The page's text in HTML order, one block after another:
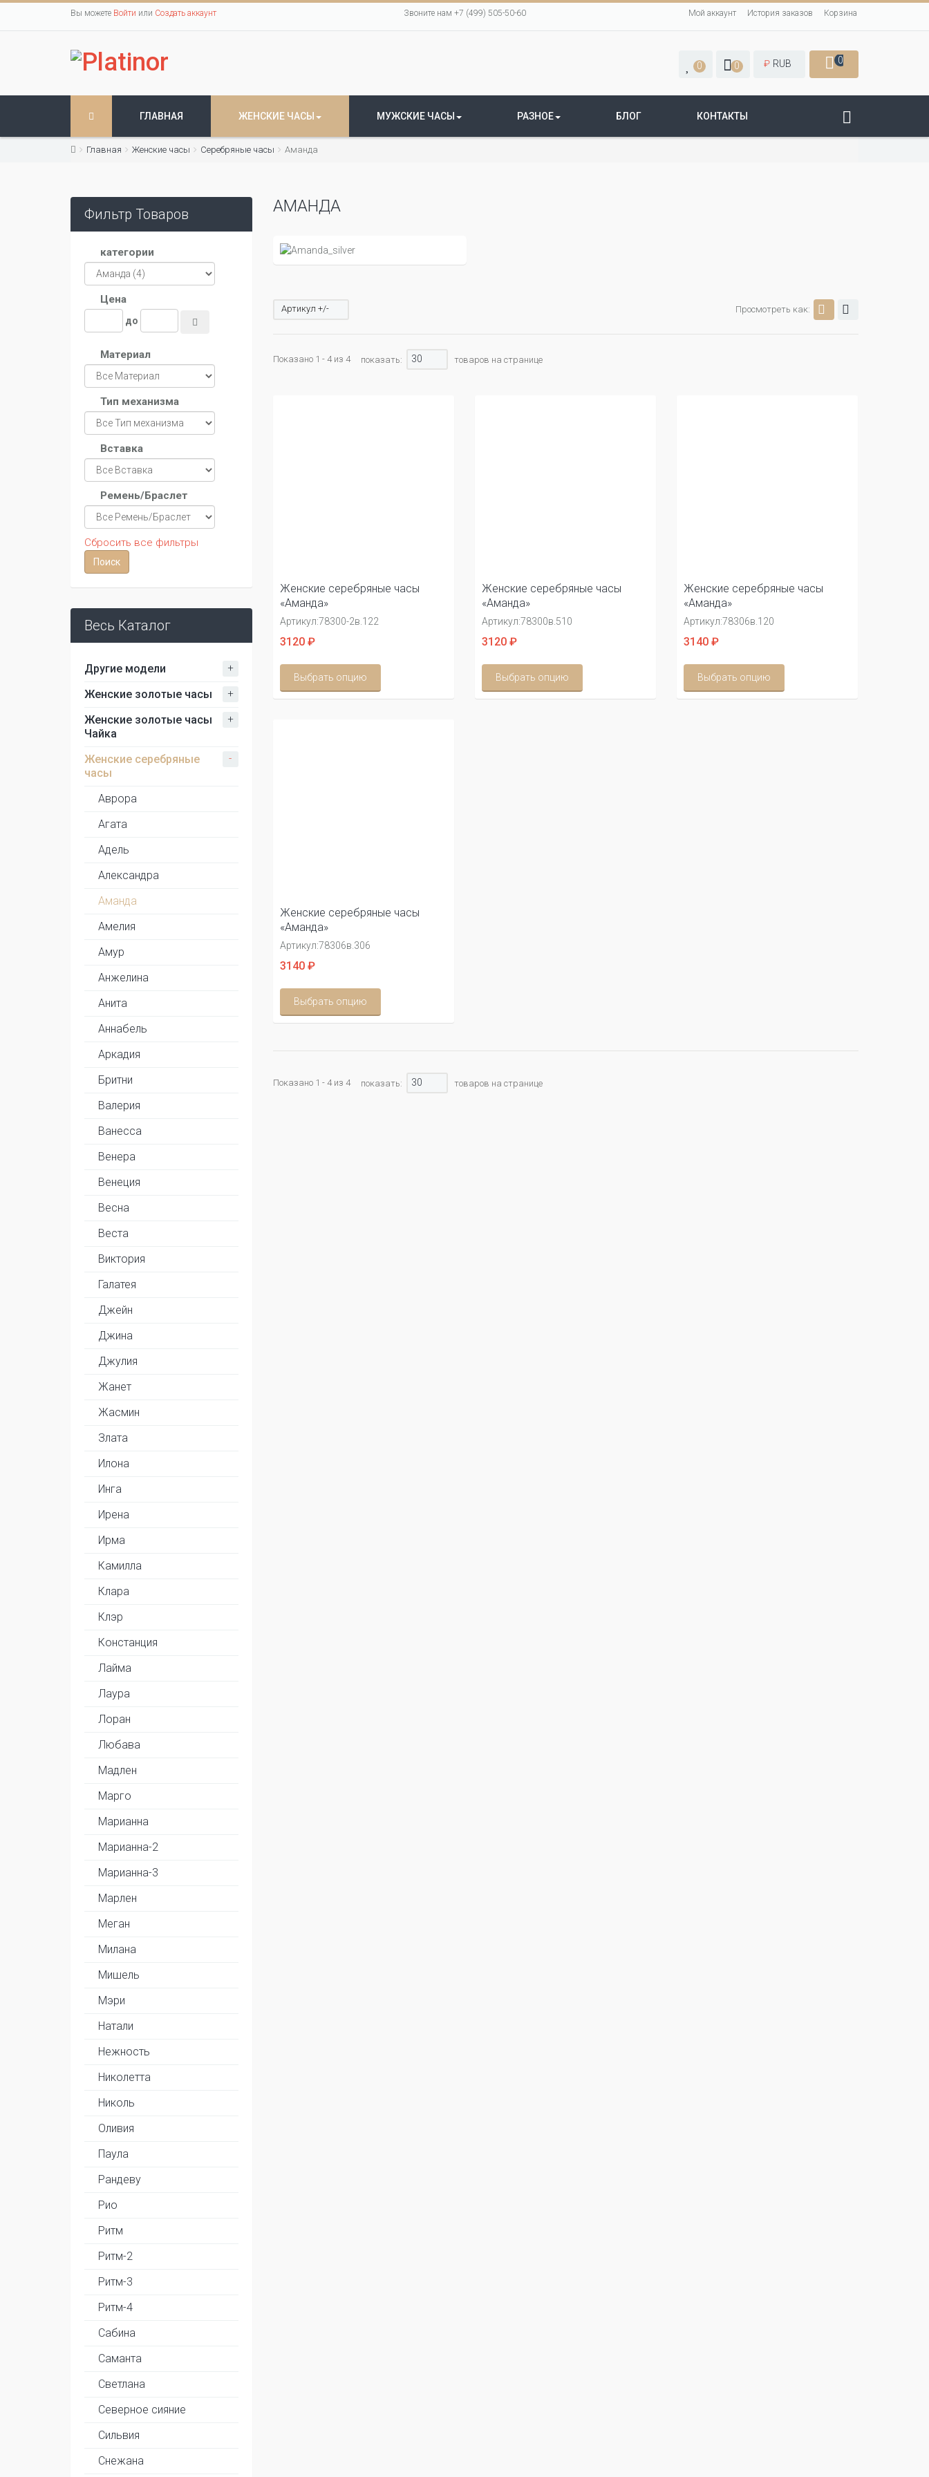
Вы можете Войти или Создать аккаунт Звоните нам +7 (499) 505-50-60 Мой аккаунт История заказов Корзина
0 0 ₽ RUB 0
ГЛАВНАЯ ЖЕНСКИЕ ЧАСЫ МУЖСКИЕ ЧАСЫ РАЗНОЕ БЛОГ КОНТАКТЫ
Главная Женские часы Серебряные часы Аманда
Фильтр Товаров
категории
Цена
до
Материал
Тип механизма
Вставка
Ремень/Браслет
Сбросить все фильтры
Весь Каталог
Другие модели +
Женские золотые часы +
Женские золотые часы
Чайка
+
Женские серебряные
часы
-
Аврора
Агата
Адель
Александра
Аманда
Амелия
Амур
Анжелина
Анита
Аннабель
Аркадия
Бритни
Валерия
Ванесса
Венера
Венеция
Весна
Веста
Виктория
Галатея
Джейн
Джина
Джулия
Жанет
Жасмин
Злата
Илона
Инга
Ирена
Ирма
Камилла
Клара
Клэр
Констанция
Лайма
Лаура
Лоран
Любава
Мадлен
Марго
Марианна
Марианна-2
Марианна-3
Марлен
Меган
Милана
Мишель
Мэри
Натали
Нежность
Николетта
Николь
Оливия
Паула
Рандеву
Рио
Ритм
Ритм-2
Ритм-3
Ритм-4
Сабина
Саманта
Светлана
Северное сияние
Сильвия
Снежана
АМАНДА
Просмотреть как:
Артикул +/-
Показано 1 - 4 из 4 показать: 30 товаров на странице
Женские серебряные часы
«Аманда»
Артикул:78300-2в.122
3120 ₽
Выбрать опцию
Женские серебряные часы
«Аманда»
Артикул:78300в.510
3120 ₽
Выбрать опцию
Женские серебряные часы
«Аманда»
Артикул:78306в.120
3140 ₽
Выбрать опцию
Женские серебряные часы
«Аманда»
Артикул:78306в.306
3140 ₽
Выбрать опцию
Показано 1 - 4 из 4 показать: 30 товаров на странице